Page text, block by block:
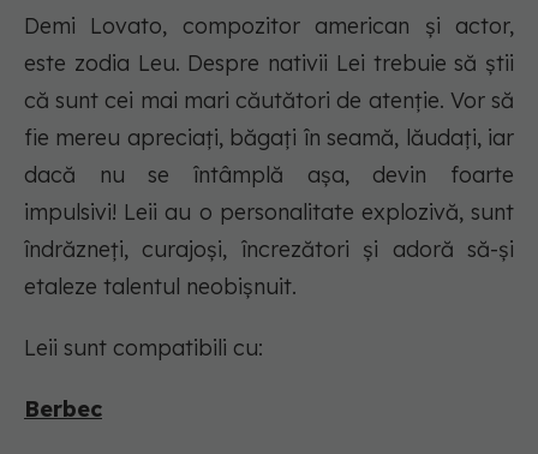
Demi Lovato, compozitor american și actor,
este zodia Leu. Despre nativii Lei trebuie să știi
că sunt cei mai mari căutători de atenție. Vor să
fie mereu apreciați, băgați în seamă, lăudați, iar
dacă nu se întâmplă așa, devin foarte
impulsivi! Leii au o personalitate explozivă, sunt
îndrăzneți, curajoși, încrezători și adoră să-și
etaleze talentul neobișnuit.
Leii sunt compatibili cu:
Berbec